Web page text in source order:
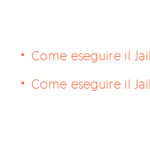
Come eseguire il
Come eseguire il